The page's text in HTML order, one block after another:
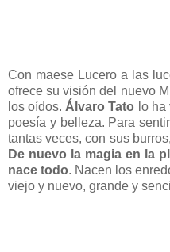
Con maese Lucero a las
ofrece su visión del nuevo
los oídos. Álvaro Tato lo
poesía y belleza. Para
tantas veces, con sus
De nuevo la magia en la
nace todo. Nacen los
viejo y nuevo, grande y